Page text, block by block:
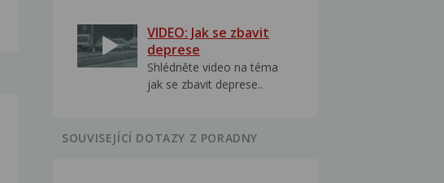
VIDEO: Jak se zbavit
deprese
Shlédněte video na téma
jak se zbavit deprese..
SOUVISEJÍCÍ DOTAZY Z PORADNY